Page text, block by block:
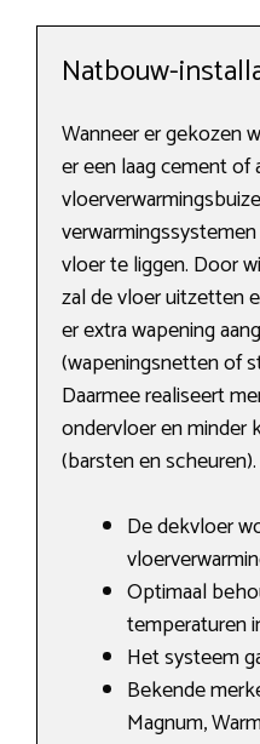
Natbouw-
Wanneer er gekozen
er een laag cement
vloer te liggen. Door
zal de vloer uitzetten
er extra wapening
(wapeningsnetten of
Daarmee realiseert
ondervloer en minder
(barsten en scheuren).
De dekvloer
Optimaal
temperaturen
Het systeem
Bekende
Magnum,